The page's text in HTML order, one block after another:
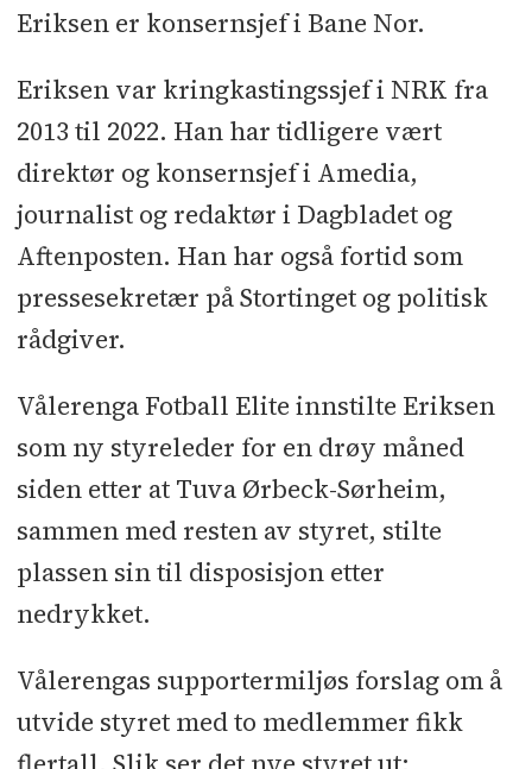
Eriksen er konsernsjef i Bane Nor.
Eriksen var kringkastingssjef i NRK fra
2013 til 2022. Han har tidligere vært
direktør og konsernsjef i Amedia,
journalist og redaktør i Dagbladet og
Aftenposten. Han har også fortid som
pressesekretær på Stortinget og politisk
rådgiver.
Vålerenga Fotball Elite innstilte Eriksen
som ny styreleder for en drøy måned
siden etter at Tuva Ørbeck-Sørheim,
sammen med resten av styret, stilte
plassen sin til disposisjon etter
nedrykket.
Vålerengas supportermiljøs forslag om å
utvide styret med to medlemmer fikk